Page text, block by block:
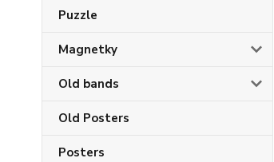
Puzzle
Magnetky
Old bands
Old Posters
Posters